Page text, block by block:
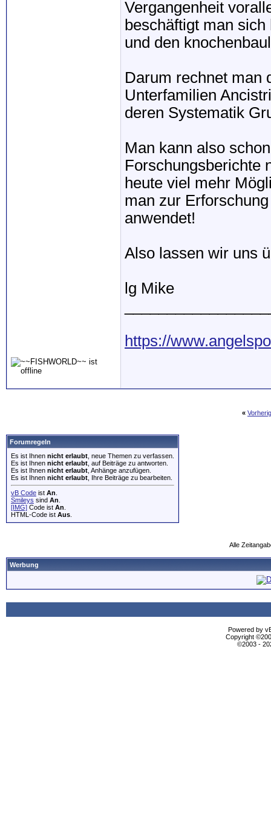
Vergangenheit
beschäftigt man
und den
Darum rechnet man
Unterfamilien
deren Systematik
Man kann also
Forschungsberichte
heute viel mehr
man zur
anwendet!
Also lassen wir uns
lg Mike
https://
«
Forumregeln
Es ist Ihnen nicht erlaubt , neue Themen zu verfassen.
Es ist Ihnen nicht erlaubt , auf Beiträge zu antworten.
Es ist Ihnen nicht erlaubt , Anhänge anzufügen.
Es ist Ihnen nicht erlaubt , Ihre Beiträge zu bearbeiten.
vB Code ist An
Smileys sind An
[IMG] Code ist An
HTML-Code ist Aus
Alle
Werbung
Powered by
Copyright
©2003 -